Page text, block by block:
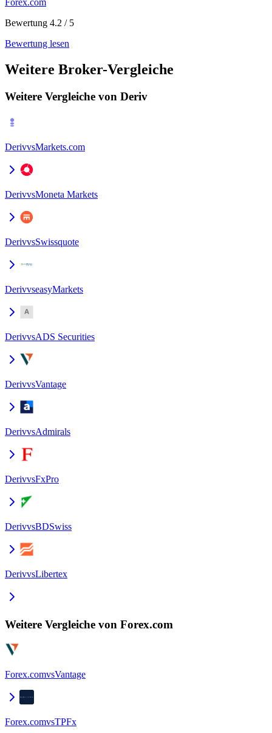
Forex.com
Bewertung 4.2 / 5
Bewertung lesen
Weitere Broker-Vergleiche
Weitere Vergleiche von Deriv
DerivvsMarkets.com
DerivvsMoneta Markets
DerivvsSwissquote
DerivvseasyMarkets
DerivvsADS Securities
DerivvsVantage
DerivvsAdmirals
DerivvsFxPro
DerivvsBDSwiss
DerivvsLibertex
Weitere Vergleiche von Forex.com
Forex.comvsVantage
Forex.comvsTPFx